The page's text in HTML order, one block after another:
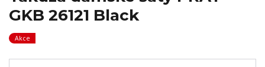
GKB 26121 Black
Akce